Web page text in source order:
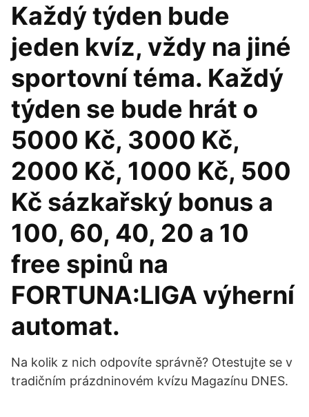
Každý týden bude
jeden kvíz, vždy na jiné
sportovní téma. Každý
týden se bude hrát o
5000 Kč, 3000 Kč,
2000 Kč, 1000 Kč, 500
Kč sázkařský bonus a
100, 60, 40, 20 a 10
free spinů na
FORTUNA:LIGA výherní
automat.
Na kolik z nich odpovíte správně? Otestujte se v
tradičním prázdninovém kvízu Magazínu DNES.